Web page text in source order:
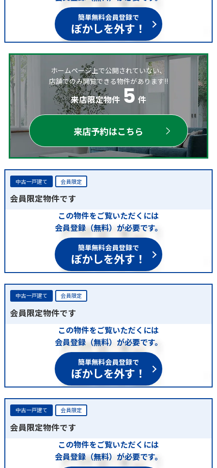
簡単無料会員登録で
ぼかしを外す！
ホームページ上で公開されていない、
店舗でのみ閲覧できる物件があります!!
来店限定物件 5 件
来店予約はこちら
中古一戸建て 会員限定
会員限定物件です
この物件をご覧いただくには
会員登録（無料）が必要です。
簡単無料会員登録で
ぼかしを外す！
中古一戸建て 会員限定
会員限定物件です
この物件をご覧いただくには
会員登録（無料）が必要です。
簡単無料会員登録で
ぼかしを外す！
中古一戸建て 会員限定
会員限定物件です
この物件をご覧いただくには
会員登録（無料）が必要です。